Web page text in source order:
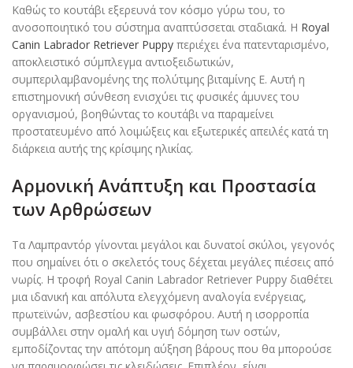
Καθώς το κουτάβι εξερευνά τον κόσμο γύρω του, το
ανοσοποιητικό του σύστημα αναπτύσσεται σταδιακά. Η Royal
Canin Labrador Retriever Puppy περιέχει ένα πατενταρισμένο,
αποκλειστικό σύμπλεγμα αντιοξειδωτικών,
συμπεριλαμβανομένης της πολύτιμης βιταμίνης Ε. Αυτή η
επιστημονική σύνθεση ενισχύει τις φυσικές άμυνες του
οργανισμού, βοηθώντας το κουτάβι να παραμείνει
προστατευμένο από λοιμώξεις και εξωτερικές απειλές κατά τη
διάρκεια αυτής της κρίσιμης ηλικίας.
Αρμονική Ανάπτυξη και Προστασία
των Αρθρώσεων
Τα Λαμπραντόρ γίνονται μεγάλοι και δυνατοί σκύλοι, γεγονός
που σημαίνει ότι ο σκελετός τους δέχεται μεγάλες πιέσεις από
νωρίς. Η τροφή Royal Canin Labrador Retriever Puppy διαθέτει
μια ιδανική και απόλυτα ελεγχόμενη αναλογία ενέργειας,
πρωτεϊνών, ασβεστίου και φωσφόρου. Αυτή η ισορροπία
συμβάλλει στην ομαλή και υγιή δόμηση των οστών,
εμποδίζοντας την απότομη αύξηση βάρους που θα μπορούσε